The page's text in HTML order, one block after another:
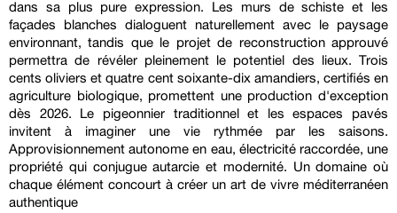
dans sa plus pure expression. Les murs de schiste et les
façades blanches dialoguent naturellement avec le paysage
environnant, tandis que le projet de reconstruction approuvé
permettra de révéler pleinement le potentiel des lieux. Trois
cents oliviers et quatre cent soixante-dix amandiers, certifiés en
agriculture biologique, promettent une production d'exception
dès 2026. Le pigeonnier traditionnel et les espaces pavés
invitent à imaginer une vie rythmée par les saisons.
Approvisionnement autonome en eau, électricité raccordée, une
propriété qui conjugue autarcie et modernité. Un domaine où
chaque élément concourt à créer un art de vivre méditerranéen
authentique